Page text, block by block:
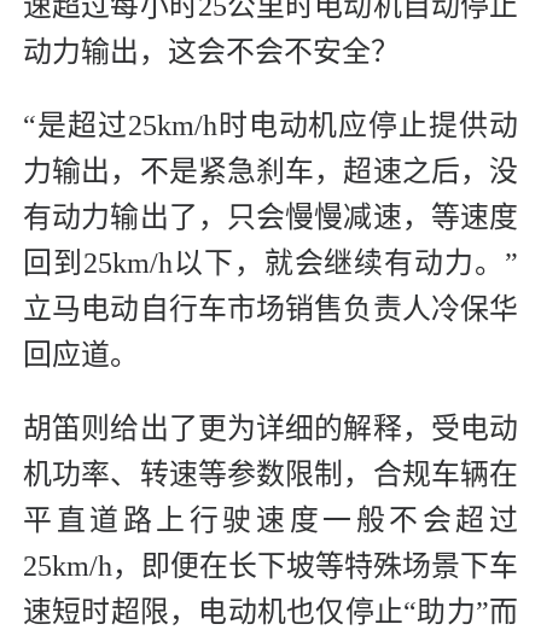
动力输出，这会不会不安全？
“是超过25km/h时电动机应停止提供动
力输出，不是紧急刹车，超速之后，没
有动力输出了，只会慢慢减速，等速度
回到25km/h以下，就会继续有动力。”
立马电动自行车市场销售负责人冷保华
回应道。
胡笛则给出了更为详细的解释，受电动
机功率、转速等参数限制，合规车辆在
平直道路上行驶速度一般不会超过
25km/h，即便在长下坡等特殊场景下车
速短时超限，电动机也仅停止“助力”而